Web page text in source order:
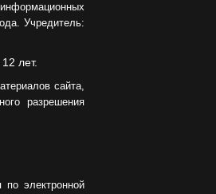
Учредитель:
лет.
сайта,
разрешения
электронной